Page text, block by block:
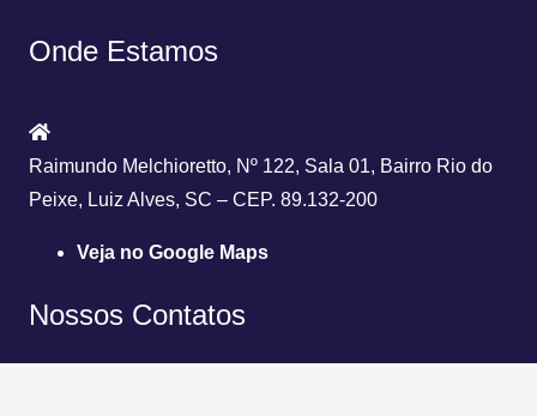
Onde Estamos
Raimundo Melchioretto, Nº 122, Sala 01, Bairro Rio do
Peixe, Luiz Alves, SC – CEP. 89.132-200
Veja no Google Maps
Nossos Contatos